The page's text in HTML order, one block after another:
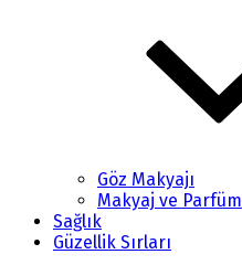
Göz Makyajı
Makyaj ve Parfüm
Sağlık
Güzellik Sırları